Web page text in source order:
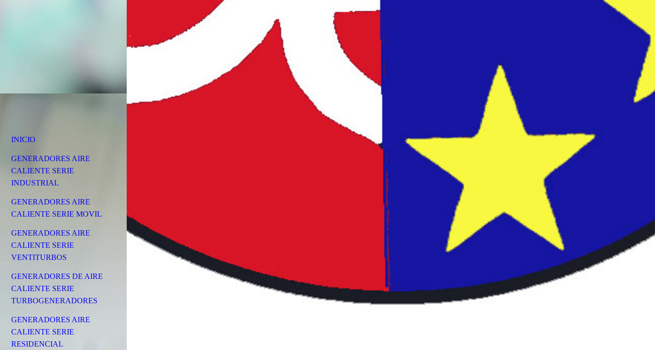
INICIO
GENERADORES AIRE
CALIENTE SERIE
INDUSTRIAL
GENERADORES AIRE
CALIENTE SERIE MOVIL
GENERADORES AIRE
CALIENTE SERIE
VENTITURBOS
GENERADORES DE AIRE
CALIENTE SERIE
TURBOGENERADORES
GENERADORES AIRE
CALIENTE SERIE
RESIDENCIAL